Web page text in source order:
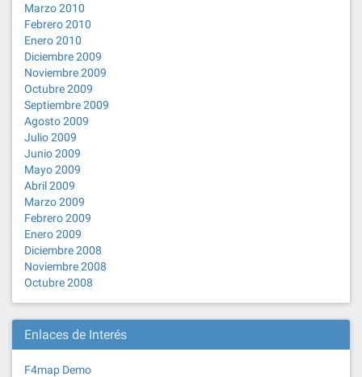
Marzo 2010
Febrero 2010
Enero 2010
Diciembre 2009
Noviembre 2009
Octubre 2009
Septiembre 2009
Agosto 2009
Julio 2009
Junio 2009
Mayo 2009
Abril 2009
Marzo 2009
Febrero 2009
Enero 2009
Diciembre 2008
Noviembre 2008
Octubre 2008
Enlaces de Interés
F4map Demo